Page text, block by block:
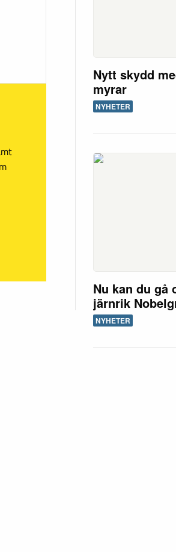
Nytt skydd
myrar
NYHETER
Nu kan du gå
järnrik
NYHETER